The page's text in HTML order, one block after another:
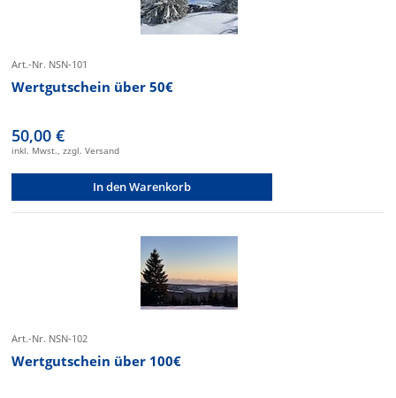
Art.-Nr. NSN-101
Wertgutschein über 50€
50,00 €
inkl. Mwst., zzgl. Versand
In den Warenkorb
Art.-Nr. NSN-102
Wertgutschein über 100€